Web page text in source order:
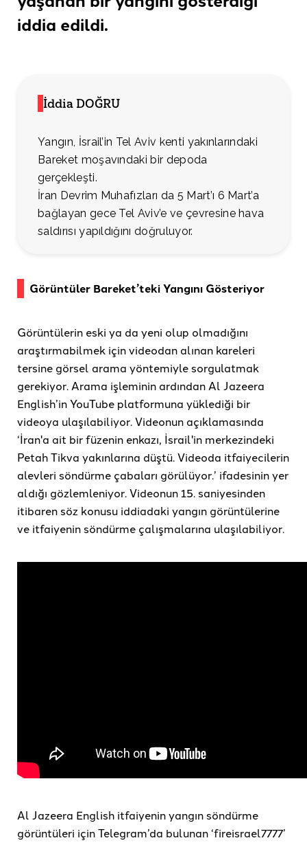
iddia edildi.
İddia DOĞRU
Yangın, İsrail’in Tel Aviv kenti yakınlarındaki
Bareket moşavındaki bir depoda
gerçekleşti.
İran Devrim Muhafızları da 5 Mart’ı 6 Mart’a
bağlayan gece Tel Aviv’e ve çevresine hava
saldırısı yapıldığını doğruluyor.
Görüntüler Bareket’teki Yangını Gösteriyor
Görüntülerin eski ya da yeni olup olmadığını
araştırmabilmek için videodan alınan kareleri
tersine görsel arama yöntemiyle sorgulatmak
gerekiyor. Arama işleminin ardından Al Jazeera
English’in YouTube platformuna yüklediği bir
videoya ulaşılabiliyor. Videonun açıklamasında
‘İran'a ait bir füzenin enkazı, İsrail'in merkezindeki
Petah Tikva yakınlarına düştü. Videoda itfaiyecilerin
alevleri söndürme çabaları görülüyor.’ ifadesinin yer
aldığı gözlemleniyor. Videonun 15. saniyesinden
itibaren söz konusu iddiadaki yangın görüntülerine
ve itfaiyenin söndürme çalışmalarına ulaşılabiliyor.
Al Jazeera English itfaiyenin yangın söndürme
görüntüleri için Telegram’da bulunan ‘fireisrael7777’